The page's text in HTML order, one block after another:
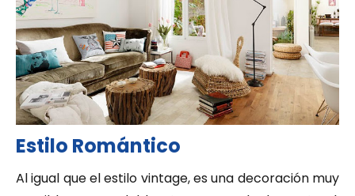
Estilo Romántico
Al igual que el estilo vintage, es una decoración muy